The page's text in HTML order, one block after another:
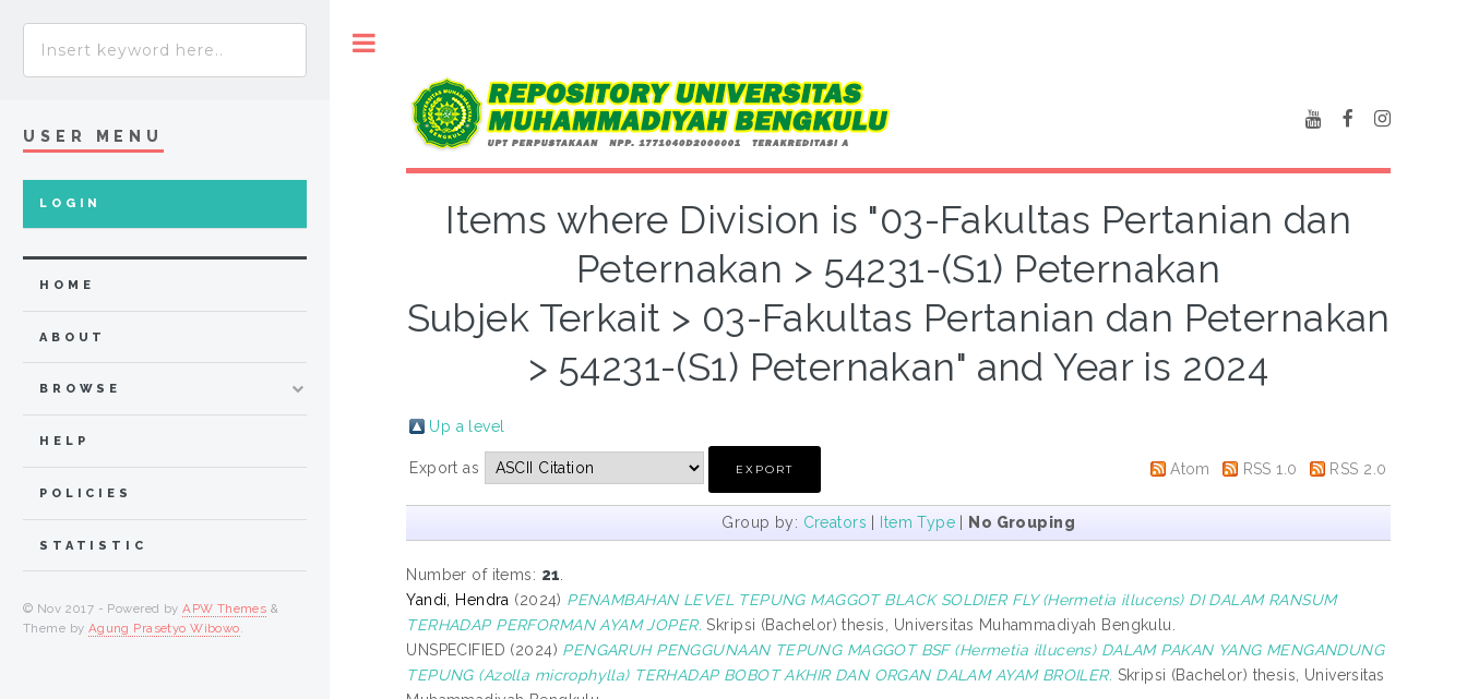
Items where Division is "03-Fakultas Pertanian dan
Peternakan > 54231-(S1) Peternakan
Subjek Terkait > 03-Fakultas Pertanian dan Peternakan
> 54231-(S1) Peternakan" and Year is 2024
Up a level
Export as Atom RSS 1.0 RSS 2.0
Group by: Creators | Item Type | No Grouping
Number of items: 21
Yandi, Hendra (2024) PENAMBAHAN LEVEL TEPUNG MAGGOT BLACK SOLDIER FLY (Hermetia illucens) DI DALAM RANSUM
TERHADAP PERFORMAN AYAM JOPER. Skripsi (Bachelor) thesis, Universitas Muhammadiyah Bengkulu.
UNSPECIFIED (2024) PENGARUH PENGGUNAAN TEPUNG MAGGOT BSF (Hermetia illucens) DALAM PAKAN YANG MENGANDUNG
TEPUNG (Azolla microphylla) TERHADAP BOBOT AKHIR DAN ORGAN DALAM AYAM BROILER. Skripsi (Bachelor) thesis, Universitas
USER MENU
LOGIN
HOME
ABOUT
BROWSE
HELP
POLICIES
STATISTIC
© Nov 2017 - Powered byAPW Themes &
Theme by Agung Prasetyo Wibowo.